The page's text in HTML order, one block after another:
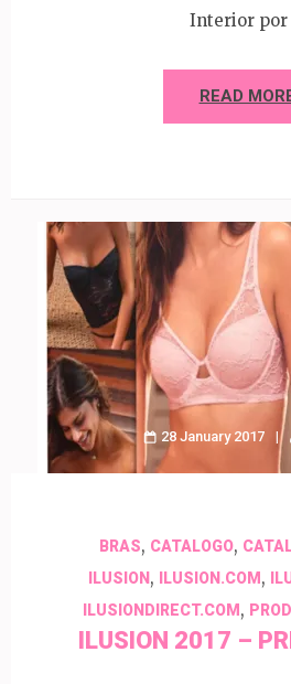
Interior
READ
28 January 2017
BRAS, CATALOGO,
ILUSION, ILUSION.COM,
ILUSIONDIRECT.COM,
ILUSION 2017 –